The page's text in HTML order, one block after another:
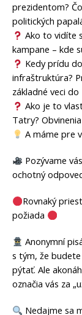
prezidentom?
politických
Ako to vidíte
kampane – kde
Kedy prídu
infraštruktúra?
základné veci
Ako je to
Tatry?
A máme pre
Pozývame
ochotný
Rovnaký
požiada
Anonymní
s tým, že
pýtať. Ale
označia vás za
Nedajme sa